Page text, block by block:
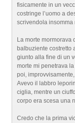
fisicamente in un
costringe l’uomo a
scrivendola
La morte mormorava
balbuziente costretto
giunto alla fine di un
morte mi penetrava
poi,
Avevo il labbro
ciglia, mentre un
corpo era scesa una
Credo che la prima